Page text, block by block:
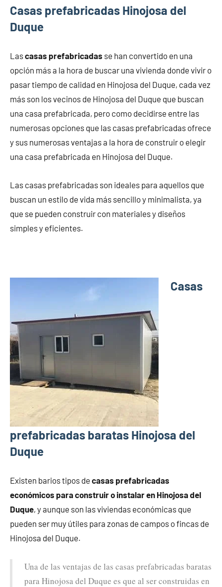
Casas prefabricadas Hinojosa del
Duque
Lascasas prefabricadas se han convertido en una
opción más a la hora de buscar una vivienda donde vivir o
pasar tiempo de calidad en Hinojosa del Duque, cada vez
más son los vecinos de Hinojosa del Duque que buscan
una casa prefabricada, pero como decidirse entre las
numerosas opciones que las casas prefabricadas ofrece
y sus numerosas ventajas a la hora de construir o elegir
una casa prefabricada en Hinojosa del Duque.
Las casas prefabricadas son ideales para aquellos que
buscan un estilo de vida más sencillo y minimalista, ya
que se pueden construir con materiales y diseños
simples y eficientes.
Casas
prefabricadas baratas Hinojosa del
Duque
Existen barios tipos de casas prefabricadas
económicos para construir o instalar en Hinojosa del
Duque, y aunque son las viviendas económicas que
pueden ser muy útiles para zonas de campos o fincas de
Hinojosa del Duque.
Una de las ventajas de las casas prefabricadas baratas
para Hinojosa del Duque es que al ser construidas en